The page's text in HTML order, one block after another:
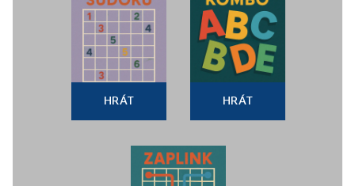
HRÁT HRÁT